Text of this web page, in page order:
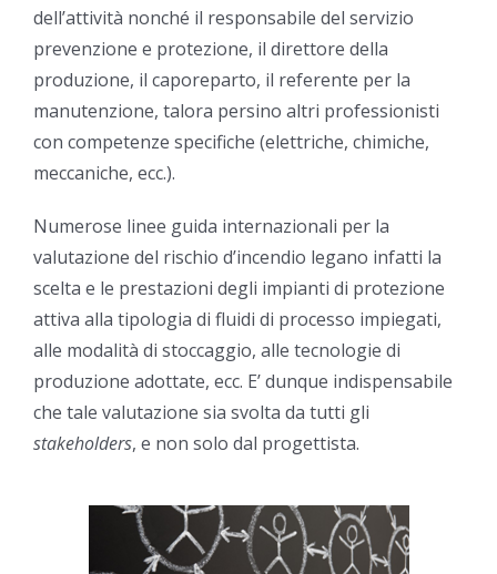
dell’attività nonché il responsabile del servizio
prevenzione e protezione, il direttore della
produzione, il caporeparto, il referente per la
manutenzione, talora persino altri professionisti
con competenze specifiche (elettriche, chimiche,
meccaniche, ecc.).
Numerose linee guida internazionali per la
valutazione del rischio d’incendio legano infatti la
scelta e le prestazioni degli impianti di protezione
attiva alla tipologia di fluidi di processo impiegati,
alle modalità di stoccaggio, alle tecnologie di
produzione adottate, ecc. E’ dunque indispensabile
che tale valutazione sia svolta da tutti gli
stakeholders, e non solo dal progettista.